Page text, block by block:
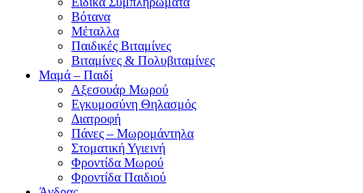
Βότανα
Μέταλλα
Παιδικές Βιταμίνες
Βιταμίνες & Πολυβιταμίνες
Μαμά – Παιδί
Αξεσουάρ Μωρού
Εγκυμοσύνη Θηλασμός
Διατροφή
Πάνες – Μωρομάντηλα
Στοματική Υγιεινή
Φροντίδα Μωρού
Φροντίδα Παιδιού